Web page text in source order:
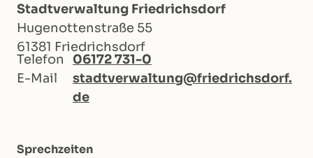
Stadtverwaltung Friedrichsdorf
Hugenottenstraße 55
61381 Friedrichsdorf
Telefon
06172 731-0
E-Mail
stadtverwaltung@friedrichsdorf.
de
Sprechzeiten